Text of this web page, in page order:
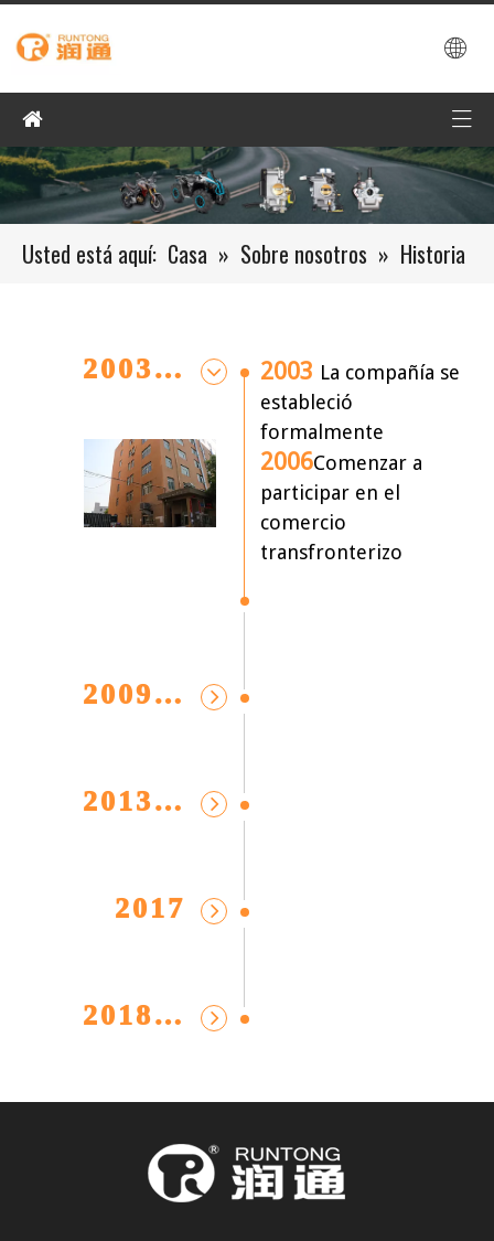
Usted está aquí: Casa » Sobre nosotros » Historia
2003-2006 2003 La compañía se
estableció
formalmente
2006Comenzar a
participar en el
comercio
transfronterizo
2009-2010
2013-2016
2017
2018 ahora